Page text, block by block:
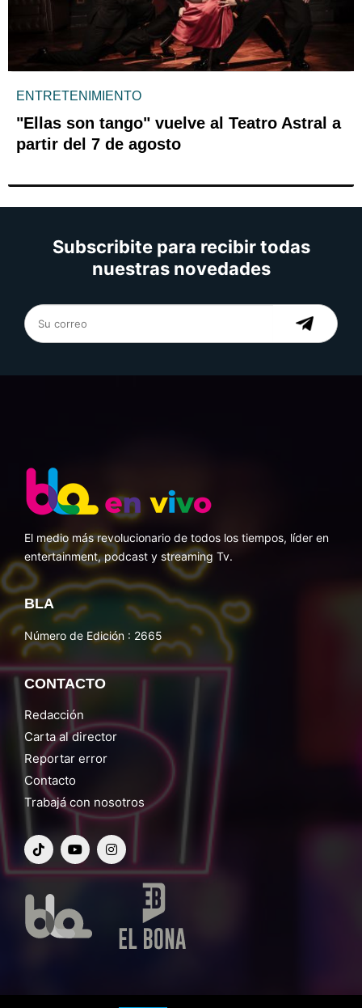
ENTRETENIMIENTO
"Ellas son tango" vuelve al Teatro Astral a
partir del 7 de agosto
Subscribite para recibir todas
nuestras novedades
El medio más revolucionario de todos los tiempos, líder en
entertainment, podcast y streaming Tv.
BLA
Número de Edición : 2665
CONTACTO
Redacción
Carta al director
Reportar error
Contacto
Trabajá con nosotros